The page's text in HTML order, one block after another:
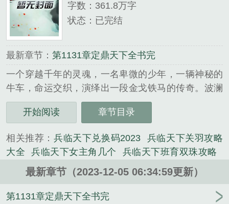
字数：361.8万字
状态：已完结
最新章节： 第1131章定鼎天下全书完
一个穿越千年的灵魂，一名卑微的少年，一辆神秘的
牛车，命运交织，演绎出一段金戈铁马的传奇。波澜
壮阔的三国新争霸史由此拉开了序幕。各位书友要是
觉得《兵临天下》还不错的话请不要忘记向您qq群和
《兵临天下新区活动顺序表》是高月精心创作的军史
类小说。
开始阅读 章节目录
相关推荐： 兵临天下兑换码2023
兵临天下关羽攻略
大全
兵临天下女主角几个
兵临天下班育双珠攻略
兵临天下套装大全图鉴
三国兵临天下0.1折
兵临天
下高月 三国之兵临天下
兵临天下五
合活动图片大全 兵临天下电影在线观看
兵临天下攻
最新章节（2023-12-05 06:34:59更新）
第1131章定鼎天下全书完